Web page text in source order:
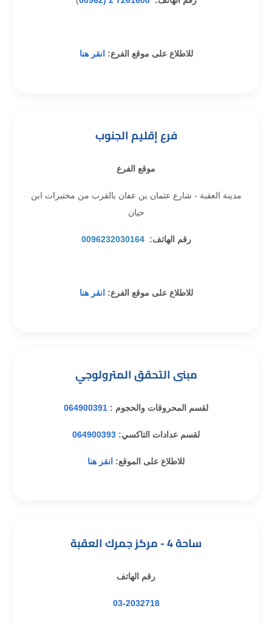
للاطلاع على موقع الفرع: انقر هنا
فرع إقليم الجنوب
موقع الفرع
مدينة العقبة - شارع عثمان بن عفان بالقرب من مختبرات ابن
حيان
رقم الهاتف: 0096232030164
للاطلاع على موقع الفرع: انقر هنا
مبنى التحقق المترولوجي
لقسم المحروقات والحجوم : 064900391
لقسم عدادات التاكسي: 064900393
للاطلاع على الموقع: انقر هنا
ساحة 4 - مركز جمرك العقبة
رقم الهاتف
03-2032718